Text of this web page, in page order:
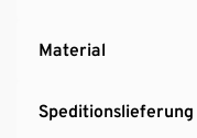
Material
Speditionslieferung